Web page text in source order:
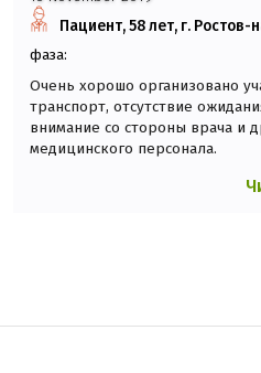
Пациент, 58 лет, г. Ростов-
фаза:
Очень хорошо организовано
транспорт, отсутствие
внимание со стороны врача и
медицинского персонала.